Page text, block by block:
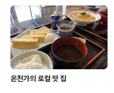
온천가의 로컬 맛 집